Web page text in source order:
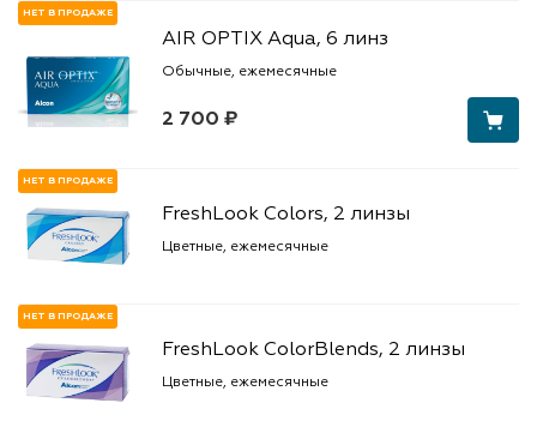
НЕТ В ПРОДАЖЕ
2 700 ₽
AIR OPTIX Aqua, 6 линз
Обычные, ежемесячные
НЕТ В ПРОДАЖЕ
FreshLook Colors, 2 линзы
Цветные, ежемесячные
НЕТ В ПРОДАЖЕ
FreshLook ColorBlends, 2 линзы
Цветные, ежемесячные